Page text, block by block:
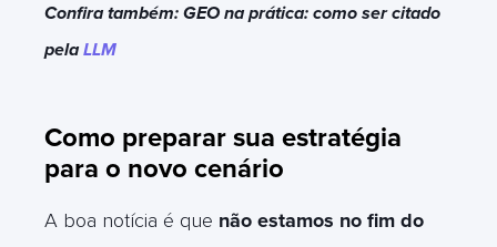
Confira também: GEO na prática: como ser citado
pelaLLM
Como preparar sua estratégia
para o novo cenário
A boa notícia é que não estamos no fim do